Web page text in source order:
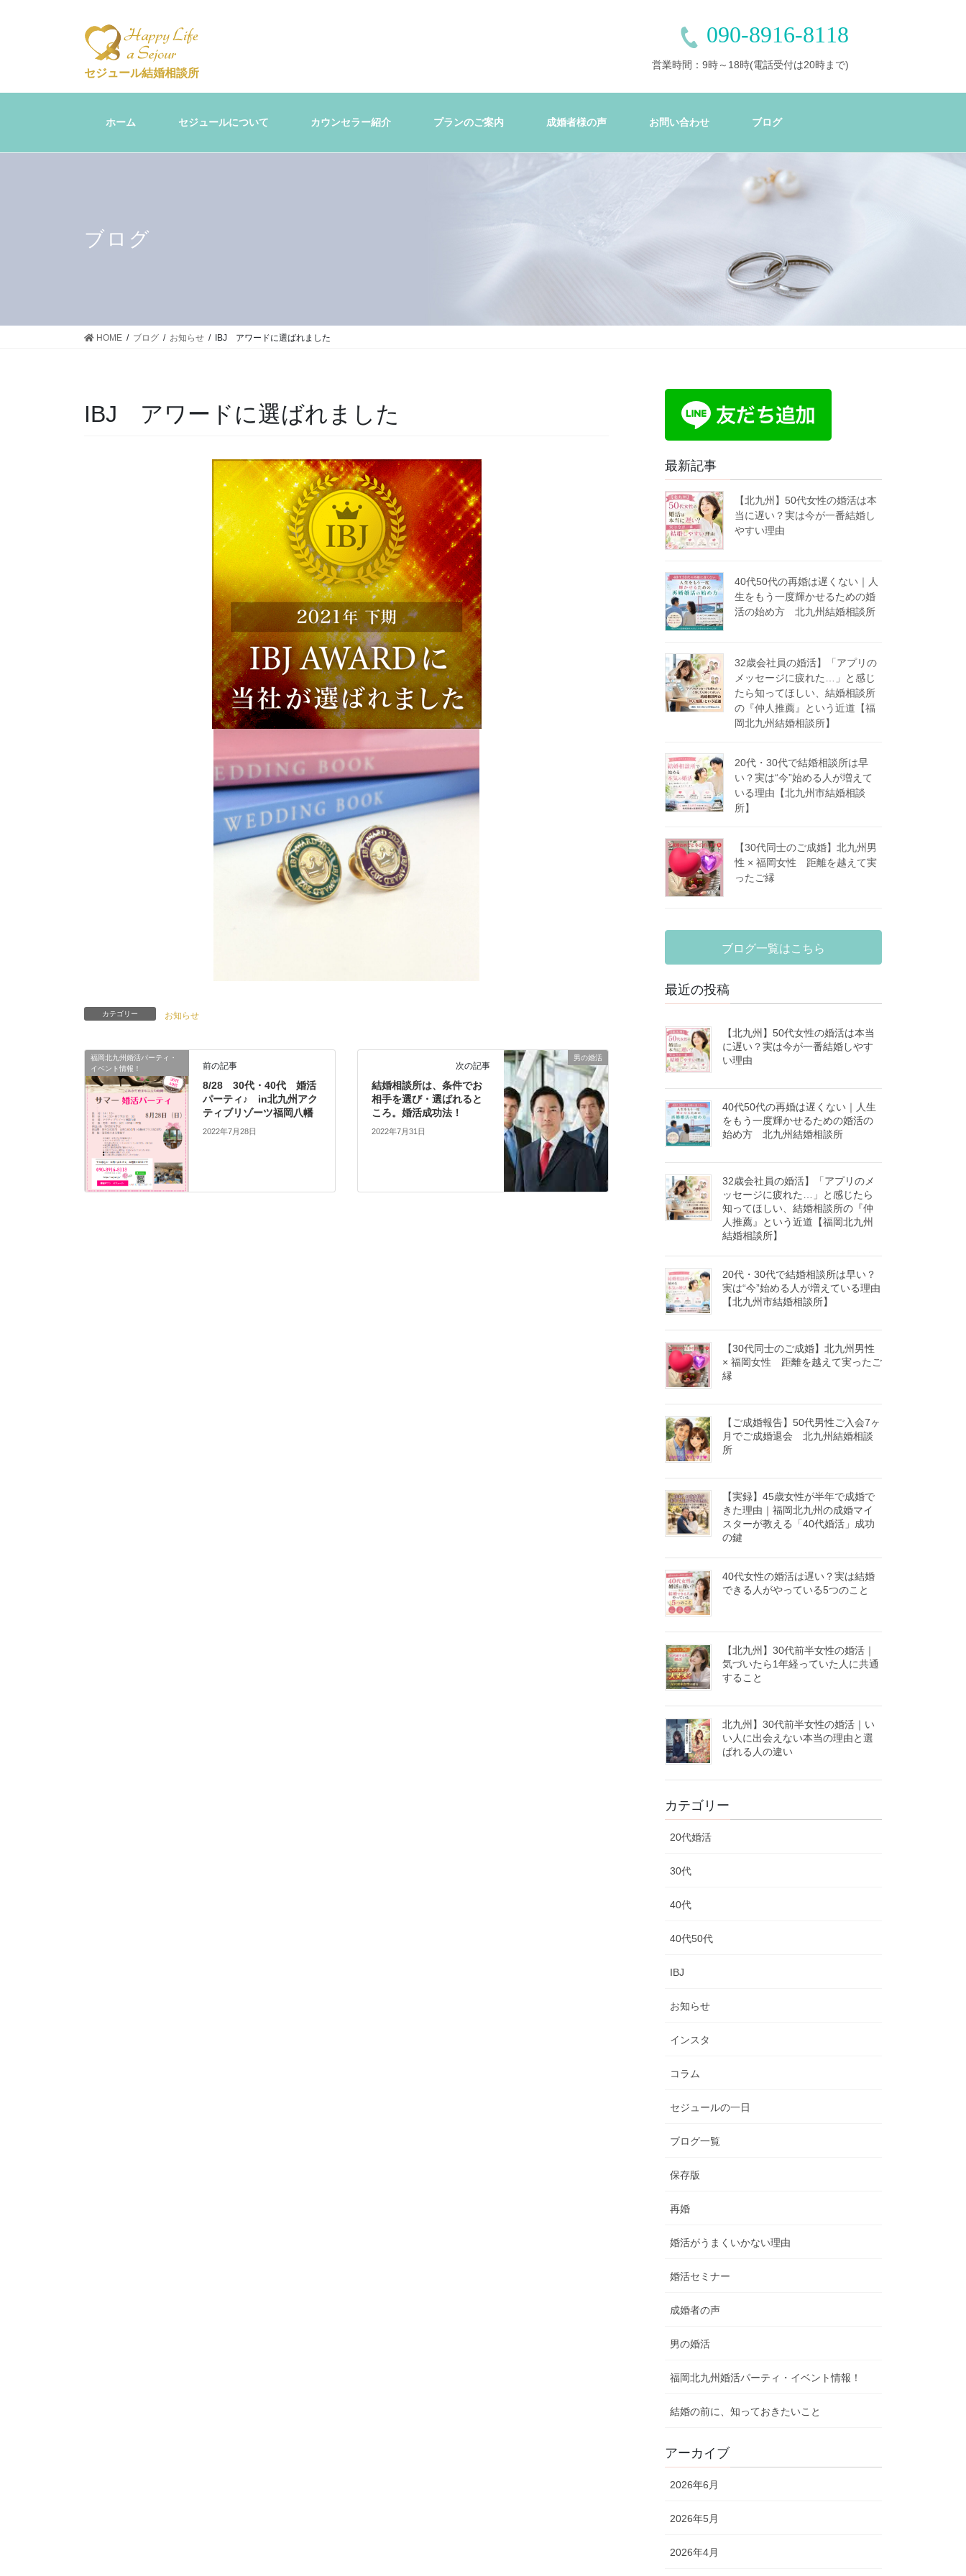
セジュール結婚相談所
090-8916-8118
営業時間：9時～18時(電話受付は20時まで)
ホーム セジュールについて カウンセラー紹介 プランのご案内 成婚者様の声 お問い合わせ ブログ
ブログ
HOME ブログ お知らせ IBJ アワードに選ばれました
IBJ アワードに選ばれました
カテゴリー お知らせ
福岡北九州婚活パーティ・
イベント情報！
前の記事
8/28 30代・40代 婚活
パーティ♪ in北九州アク
ティブリゾーツ福岡八幡
2022年7月28日
男の婚活
次の記事
結婚相談所は、条件でお
相手を選び・選ばれると
ころ。婚活成功法！
2022年7月31日
最新記事
【北九州】50代女性の婚活は本
当に遅い？実は今が一番結婚し
やすい理由
40代50代の再婚は遅くない｜人
生をもう一度輝かせるための婚
活の始め方 北九州結婚相談所
32歳会社員の婚活】「アプリの
メッセージに疲れた…」と感じ
たら知ってほしい、結婚相談所
の『仲人推薦』という近道【福
岡北九州結婚相談所】
20代・30代で結婚相談所は早
い？実は“今”始める人が増えて
いる理由【北九州市結婚相談
所】
【30代同士のご成婚】北九州男
性 × 福岡女性 距離を越えて実
ったご縁
ブログ一覧はこちら
最近の投稿
【北九州】50代女性の婚活は本当
に遅い？実は今が一番結婚しやす
い理由
40代50代の再婚は遅くない｜人生
をもう一度輝かせるための婚活の
始め方 北九州結婚相談所
32歳会社員の婚活】「アプリのメ
ッセージに疲れた…」と感じたら
知ってほしい、結婚相談所の『仲
人推薦』という近道【福岡北九州
結婚相談所】
20代・30代で結婚相談所は早い？
実は“今”始める人が増えている理由
【北九州市結婚相談所】
【30代同士のご成婚】北九州男性
× 福岡女性 距離を越えて実ったご
縁
【ご成婚報告】50代男性ご入会7ヶ
月でご成婚退会 北九州結婚相談
所
【実録】45歳女性が半年で成婚で
きた理由｜福岡北九州の成婚マイ
スターが教える「40代婚活」成功
の鍵
40代女性の婚活は遅い？実は結婚
できる人がやっている5つのこと
【北九州】30代前半女性の婚活｜
気づいたら1年経っていた人に共通
すること
北九州】30代前半女性の婚活｜い
い人に出会えない本当の理由と選
ばれる人の違い
カテゴリー
20代婚活
30代
40代
40代50代
IBJ
お知らせ
インスタ
コラム
セジュールの一日
ブログ一覧
保存版
再婚
婚活がうまくいかない理由
婚活セミナー
成婚者の声
男の婚活
福岡北九州婚活パーティ・イベント情報！
結婚の前に、知っておきたいこと
アーカイブ
2026年6月
2026年5月
2026年4月